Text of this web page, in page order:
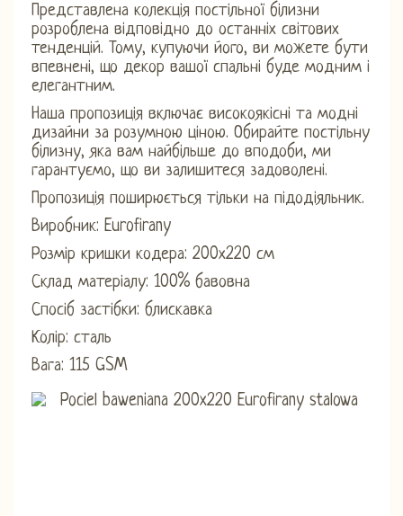
Представлена ​​колекція постільної білизни
розроблена відповідно до останніх світових
тенденцій. Тому, купуючи його, ви можете бути
впевнені, що декор вашої спальні буде модним і
елегантним.
Наша пропозиція включає високоякісні та модні
дизайни за розумною ціною. Обирайте постільну
білизну, яка вам найбільше до вподоби, ми
гарантуємо, що ви залишитеся задоволені.
Пропозиція поширюється тільки на підодіяльник.
Виробник: Eurofirany
Розмір кришки кодера: 200х220 см
Склад матеріалу: 100% бавовна
Спосіб застібки: блискавка
Колір: сталь
Вага: 115 GSM